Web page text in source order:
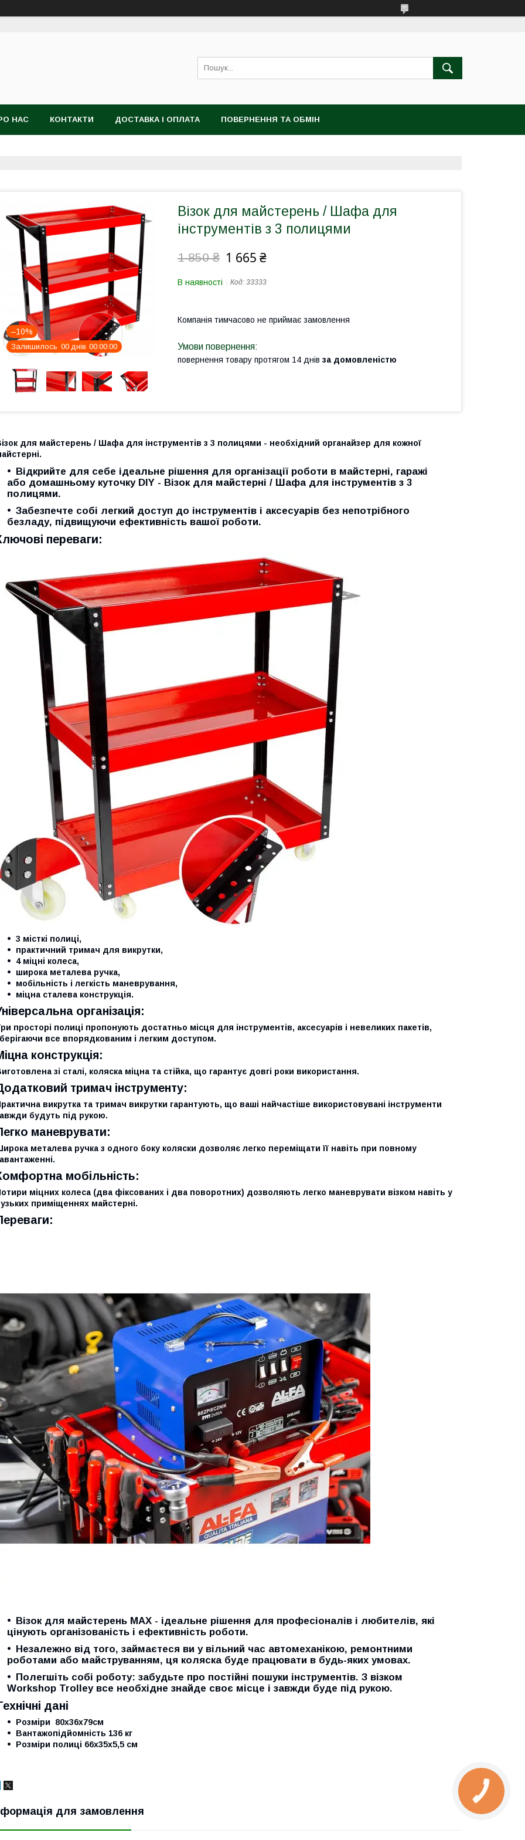
НАС КОНТАКТИ ДОСТАВКА І ОПЛАТА ПОВЕРНЕННЯ ТА ОБМІН
–10%
Залишилось 00 днів 00 00 00
Візок для майстерень / Шафа для
інструментів з 3 полицями
1 850 ₴ 1 665 ₴
В наявності Код: 33333
Компанія тимчасово не приймає замовлення
повернення товару протягом 14 днів за домовленістю
для майстерень / Шафа для інструментів з 3 полицями - необхідний органайзер для кожної
Відкрийте для себе ідеальне рішення для організації роботи в майстерні, гаражі
або домашньому куточку DIY - Візок для майстерні / Шафа для інструментів з 3
полицями.
Забезпечте собі легкий доступ до інструментів і аксесуарів без непотрібного
безладу, підвищуючи ефективність вашої роботи.
переваги:
3 місткі полиці,
практичний тримач для викрутки,
4 міцні колеса,
широка металева ручка,
мобільність і легкість маневрування,
міцна сталева конструкція.
організація:
просторі полиці пропонують достатньо місця для інструментів, аксесуарів і невеликих пакетів,
все впорядкованим і легким доступом.
конструкція:
зі сталі, коляска міцна та стійка, що гарантує довгі роки використання.
тримач інструменту:
викрутка та тримач викрутки гарантують, що ваші найчастіше використовувані інструменти
будуть під рукою.
маневрувати:
металева ручка з одного боку коляски дозволяє легко переміщати її навіть при повному
мобільність:
міцних колеса (два фіксованих і два поворотних) дозволяють легко маневрувати візком навіть у
приміщеннях майстерні.
Візок для майстерень MAX - ідеальне рішення для професіоналів і любителів, які
цінують організованість і ефективність роботи.
Незалежно від того, займаєтеся ви у вільний час автомеханікою, ремонтними
роботами або майструванням, ця коляска буде працювати в будь-яких умовах.
Полегшіть собі роботу: забудьте про постійні пошуки інструментів. З візком
Workshop Trolley все необхідне знайде своє місце і завжди буде під рукою.
дані
Розміри 80х36х79см
Вантажопідйомність 136 кг
Розміри полиці 66х35х5,5 см
для замовлення